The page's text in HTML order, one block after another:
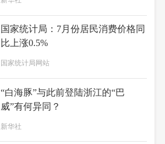
国家统计局：7月份居民消费价格同
比上涨0.5%
国家统计局网站
“白海豚”与此前登陆浙江的“巴
威”有何异同？
新华社